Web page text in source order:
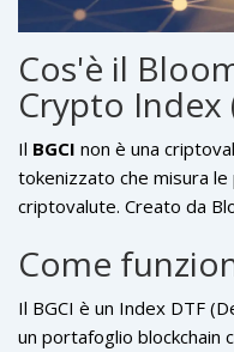
Cos'è il
Crypto Index
Il BGCI non è una
tokenizzato che misura
criptovalute. Creato da
index .
Come
Il BGCI è un Index DTF
un portafoglio blockchain